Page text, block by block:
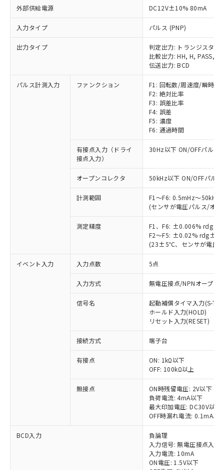
外部供給電源 DC12V±10% 80mA
入力タイプ パルス (PNP)
出力タイプ
判定出力: トランジスタ
比較出力: HH, H, PASS, L,
伝送出力: BCD
パルス計測入力 ファンクション
F1: 回転数/周速度/瞬時流
F2: 絶対比率
F3: 誤差比率
F4: 誤差
F5: 濃度
F6: 通過時間
有接点入力（ドライ
接点入力）
30Hz以下 ON/OFFパルス
オープンコレクタ 50kHz以下 ON/OFFパル
計測範囲
F1～F6: 0.5mHz～50kHz
(センサが電圧パルス/オ
測定精度
F1、F6: ±0.006% rdg±1
F2～F5: ±0.02% rdg±1
(23±5℃、センサが電圧
イベント入力 入力点数 5点
入力方式 無電圧接点/NPNオープン
信号名
起動補償タイマ入力(S-
ホールド入力(HOLD)
リセット入力(RESET)
接続方式 端子台
有接点
ON: 1kΩ以下
OFF: 100kΩ以上
無接点
ON時残留電圧: 2V以下
負荷電流: 4mA以下
最大印加電圧: DC30V以下
OFF時漏れ電流: 0.1mA以
BCD入力
負論理
入力信号: 無電圧接点入力
入力電流: 10mA
ON電圧: 1.5V以下
ご利用条件
対応済み：EU RoHS指令（10物質）の
非含有に対応した製品が提供可能な商品で
対応予定：EU RoHS指令（10物質）の非含
有に対応した製品に切り替える予定のある
対応予定なし：EU RoHS指令（10物質）の